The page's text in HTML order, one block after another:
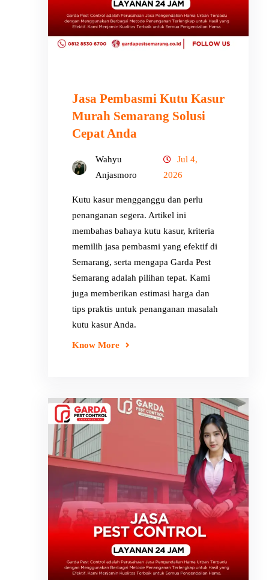
Jasa Pembasmi Kutu Kasur
Murah Semarang Solusi
Cepat Anda
Wahyu
Anjasmoro
Jul 4,
2026
Kutu kasur mengganggu dan perlu
penanganan segera. Artikel ini
membahas bahaya kutu kasur, kriteria
memilih jasa pembasmi yang efektif di
Semarang, serta mengapa Garda Pest
Semarang adalah pilihan tepat. Kami
juga memberikan estimasi harga dan
tips praktis untuk penanganan masalah
kutu kasur Anda.
Know More